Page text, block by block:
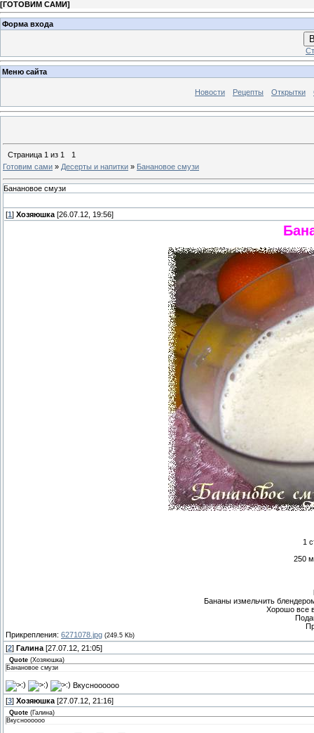
[ГОТОВИМ САМИ]
Форма входа
Меню сайта
Новости Рецепты Открытки
Страница 1 из 1
1
Готовим сами » Десерты и напитки » Банановое смузи
Банановое смузи
[1 ] Хозяюшка [26.07.12, 19:56]
1
250
Бананы измельчить
Хорошо все
Прикрепления: 6271078.jpg (249.5 Kb)
[2] Галина [27.07.12, 21:05]
Quote (Хозяюшка)
Банановое смузи
Вкусноооооо
[3] Хозяюшка [27.07.12, 21:16]
Quote (Галина)
Вкусноооооо